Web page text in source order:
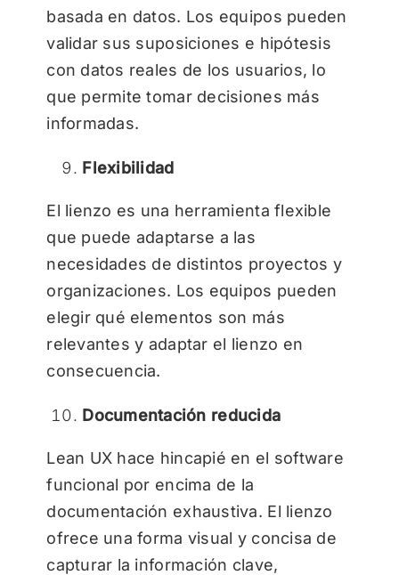
basada en datos. Los equipos pueden
validar sus suposiciones e hipótesis
con datos reales de los usuarios, lo
que permite tomar decisiones más
informadas.
Flexibilidad
El lienzo es una herramienta flexible
que puede adaptarse a las
necesidades de distintos proyectos y
organizaciones. Los equipos pueden
elegir qué elementos son más
relevantes y adaptar el lienzo en
consecuencia.
Documentación reducida
Lean UX hace hincapié en el software
funcional por encima de la
documentación exhaustiva. El lienzo
ofrece una forma visual y concisa de
capturar la información clave,